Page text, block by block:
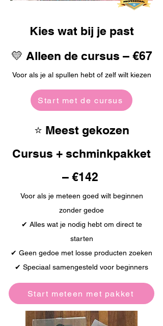
Kies wat bij je past
💛 Alleen de cursus – €67
Voor als je al spullen hebt of zelf wilt kiezen
Start met de cursus
⭐ Meest gekozen
Cursus + schminkpakket
– €142
Voor als je meteen goed wilt beginnen
zonder gedoe
✔ Alles wat je nodig hebt om direct te
starten
✔ Geen gedoe met losse producten zoeken
✔ Speciaal samengesteld voor beginners
Start meteen met pakket